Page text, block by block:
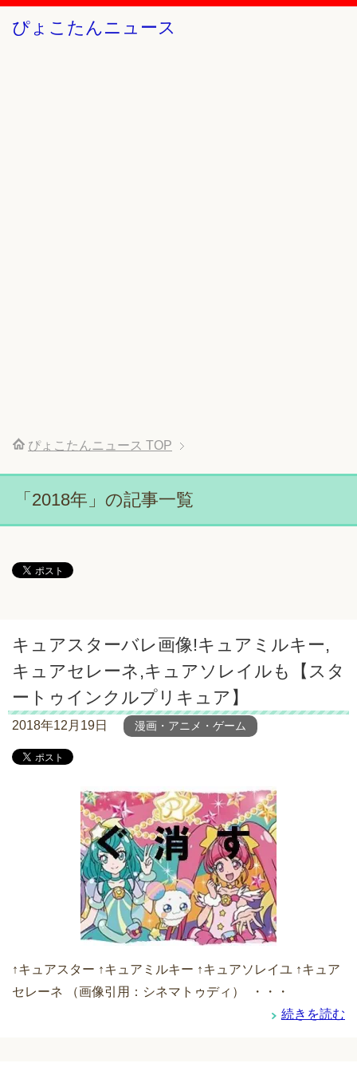
ぴょこたんニュース
ぴょこたんニュース TOP
「2018年」の記事一覧
キュアスターバレ画像!キュアミルキー,
キュアセレーネ,キュアソレイルも【スタ
ートゥインクルプリキュア】
2018年12月19日 漫画・アニメ・ゲーム
↑キュアスター ↑キュアミルキー ↑キュアソレイユ ↑キュア
セレーネ （画像引用：シネマトゥディ） ・・・
続きを読む